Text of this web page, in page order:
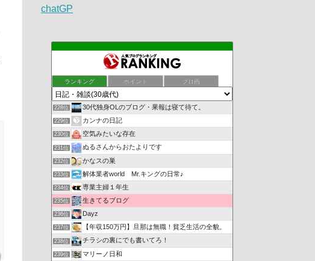
chatGP
ランキング ポイント ブロ画
228位 30代独身OLのブログ・果報は寝て待て。
229位 カンナの日記
230位 空気みたいな存在
231位 ぬるさんからおたよりです
232位 かなスの巣
233位 解体業者world Mr.キングの日常♪
234位 専業主婦１年生
235位 生きてるブログ
236位 Dayz
237位 【年収150万円】旦那は無職！貧乏生活の全貌。
238位 チラシの裏にでも書いてろ！
239位 マリーノ日和